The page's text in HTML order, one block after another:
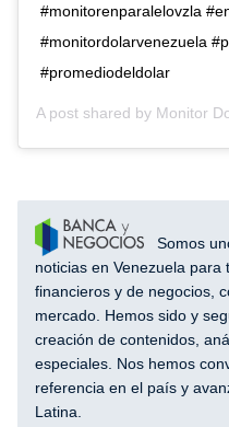
#monitorenparalelovzla
#monitordolarvenezuela
#promediodeldolar
A post shared by Monitor
Somos
noticias en Venezuela
financieros y de negocios,
mercado. Hemos sido y
creación de contenidos,
especiales. Nos hemos
referencia en el país y
Latina.